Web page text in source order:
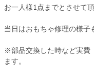
お一人様1点までとさせて頂
当日はおもちゃ修理の様子
※部品交換した時など実費
ます。